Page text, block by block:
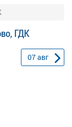
ГДК
07авг